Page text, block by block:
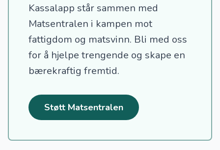
Kassalapp står sammen med
Matsentralen i kampen mot
fattigdom og matsvinn. Bli med oss
for å hjelpe trengende og skape en
bærekraftig fremtid.
Støtt Matsentralen